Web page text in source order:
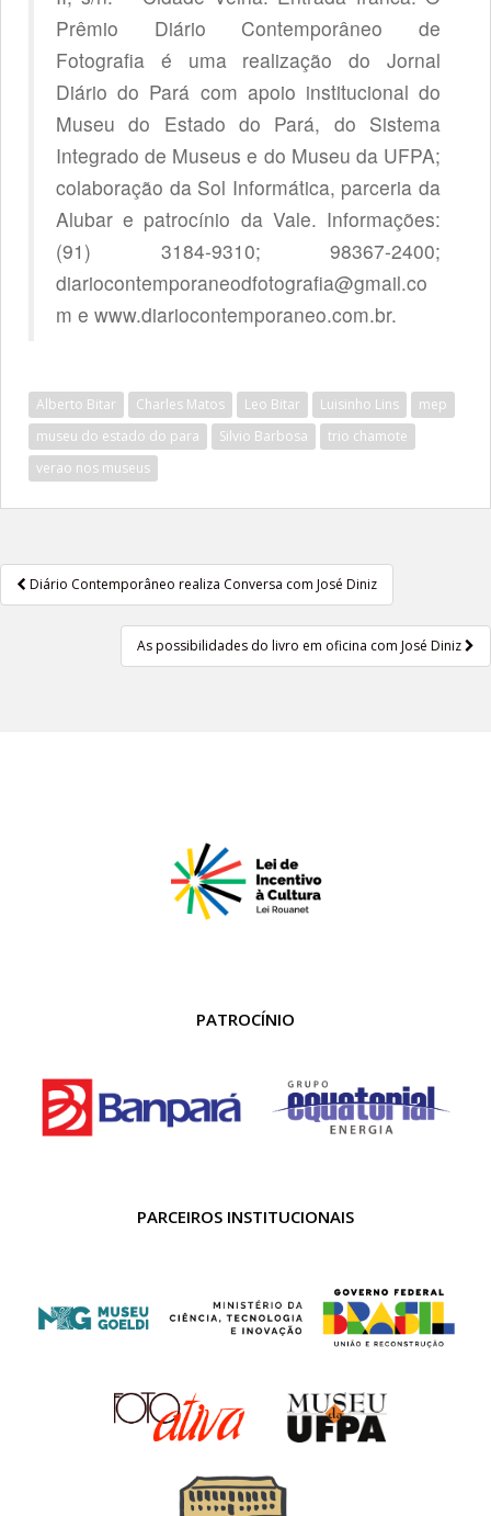
Prêmio Diário Contemporâneo de
Fotografia é uma realização do Jornal
Diário do Pará com apoio institucional do
Museu do Estado do Pará, do Sistema
Integrado de Museus e do Museu da UFPA;
colaboração da Sol Informática, parceria da
Alubar e patrocínio da Vale. Informações:
(91) 3184-9310; 98367-2400;
diariocontemporaneodfotografia@gmail.co
m e www.diariocontemporaneo.com.br.
Alberto Bitar Charles Matos Leo Bitar Luisinho Lins
mep
museu do estado do para
Silvio Barbosa
trio chamote
verao nos museus
Navegação de Post
Diário Contemporâneo realiza Conversa com José Diniz
As possibilidades do livro em oficina com José Diniz
PATROCÍNIO
PARCEIROS INSTITUCIONAIS